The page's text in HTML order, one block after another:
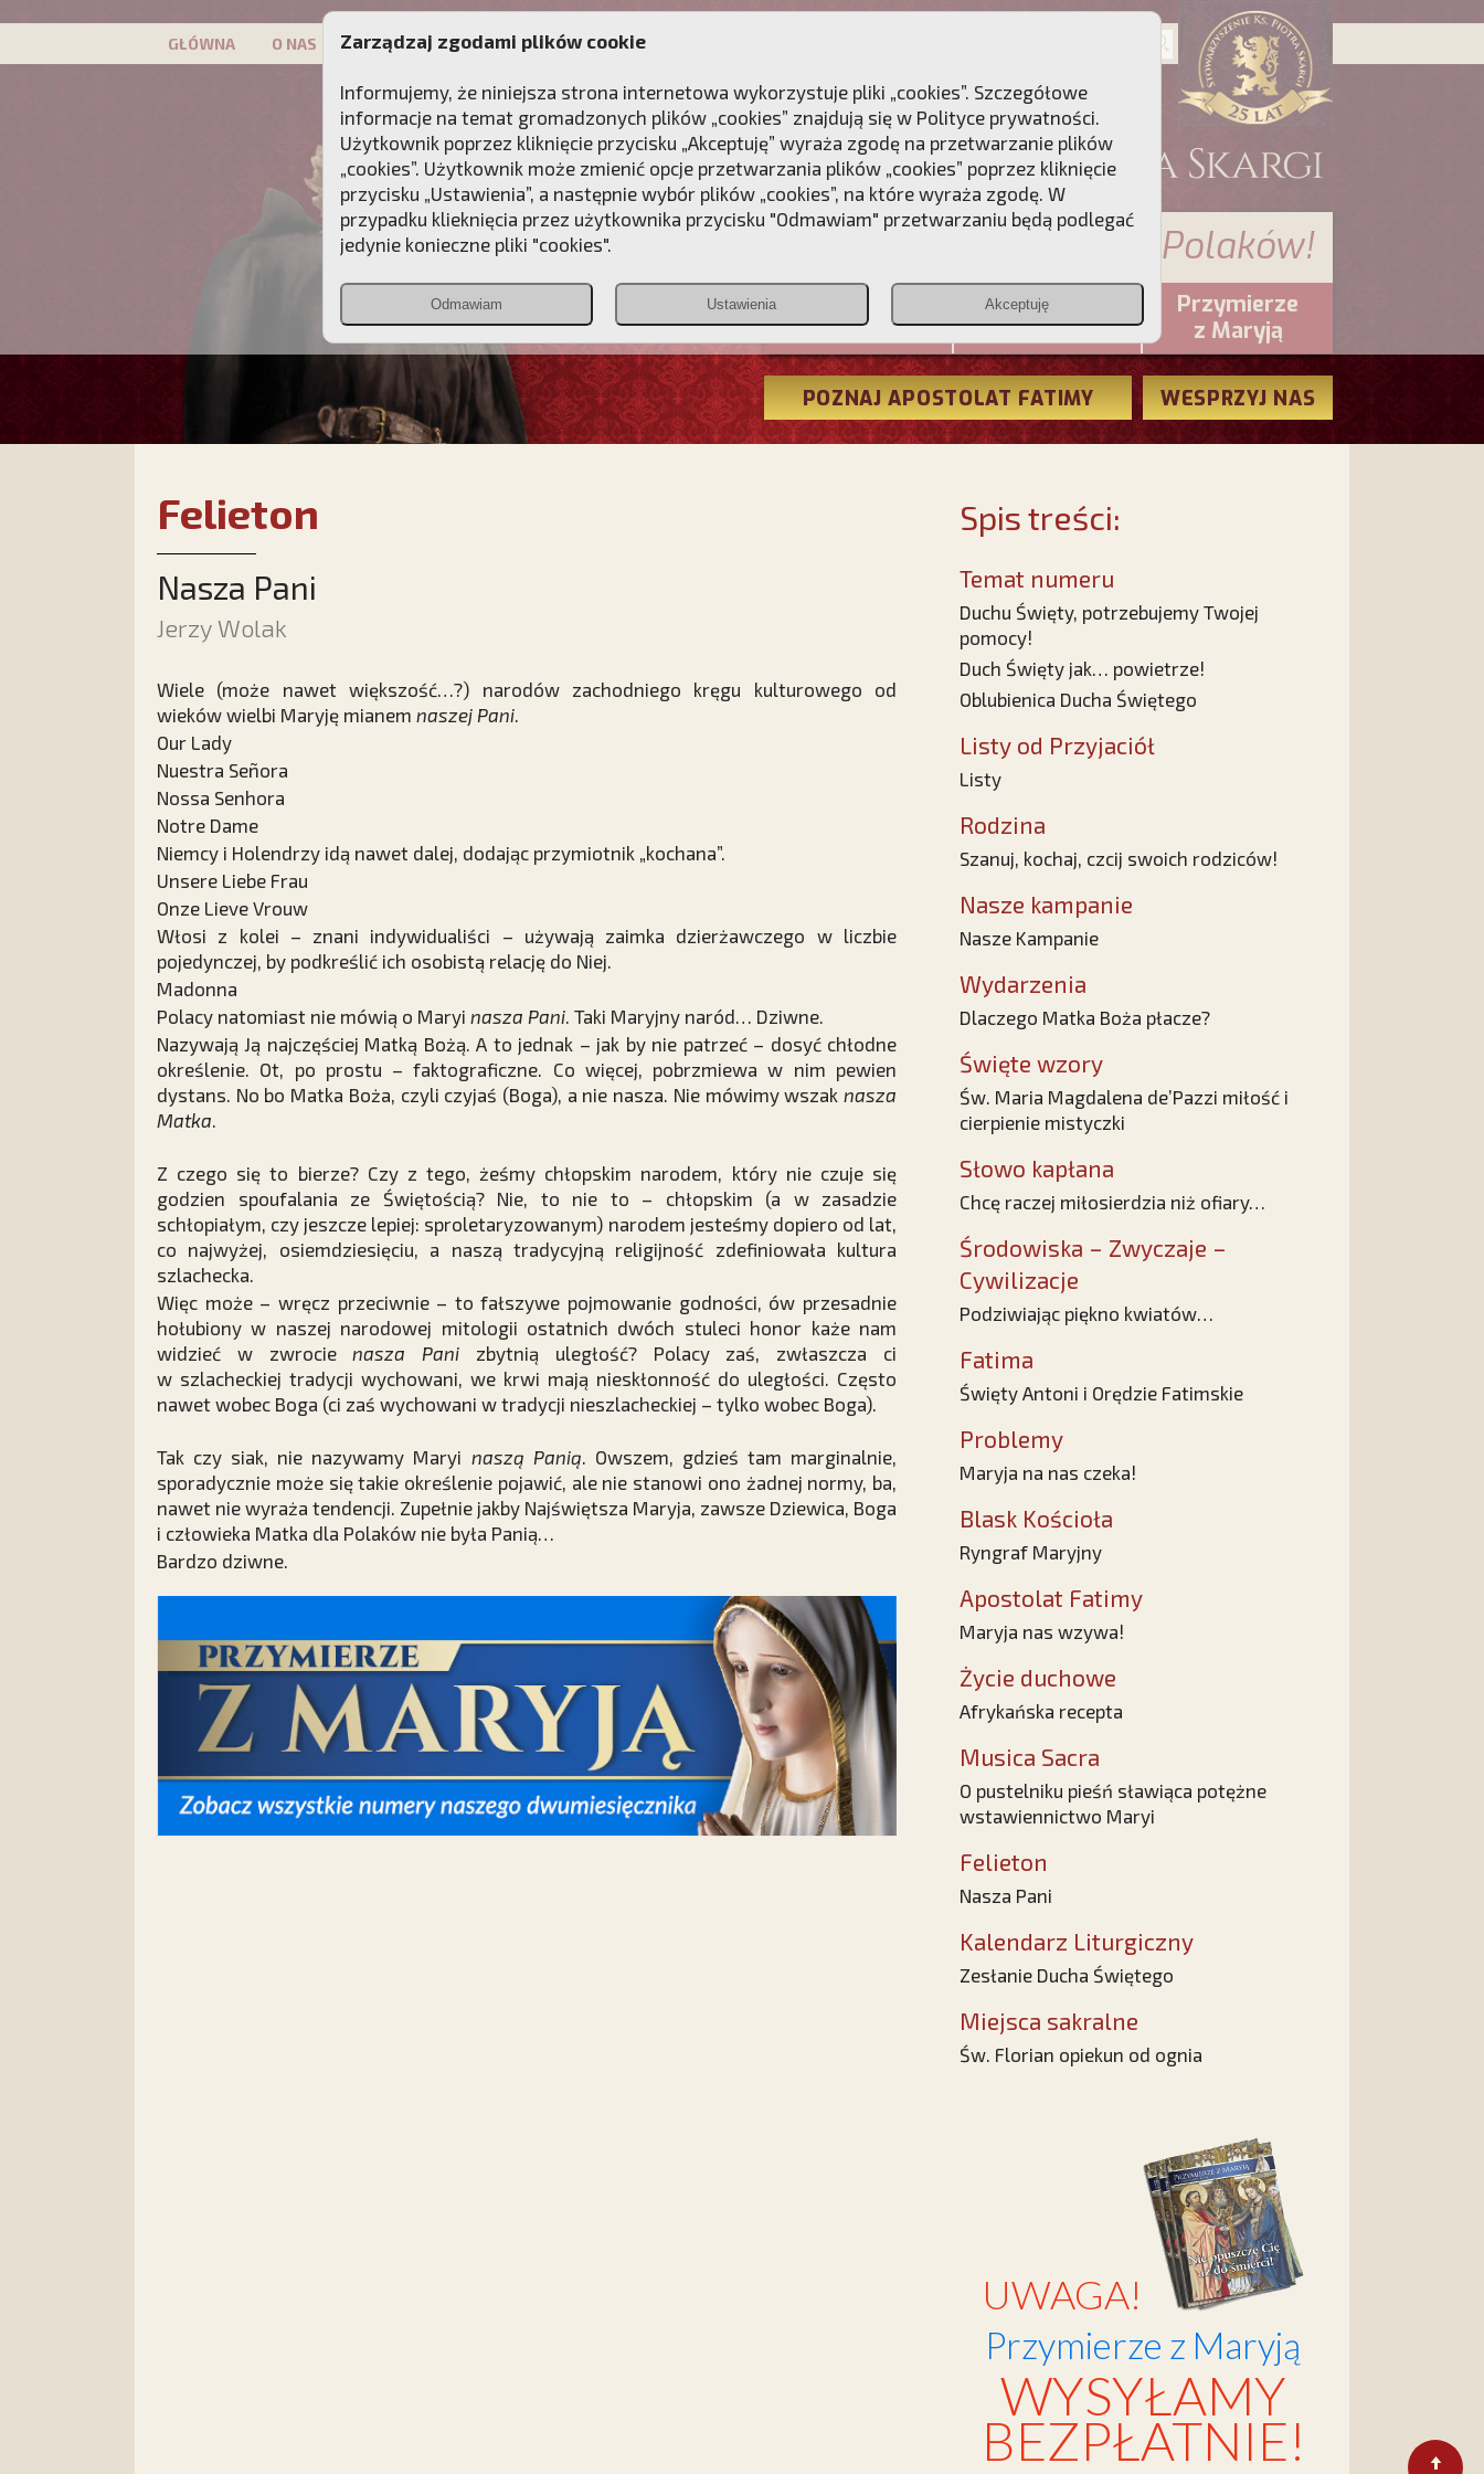
GŁÓWNA O NAS PATRON KAMPANIE DLA DUSZY
Przebudźmy sumienia Polaków!
Christiana
PCh24.pl
Przymierze
z Maryją
POZNAJ APOSTOLAT FATIMY WESPRZYJ NAS
Felieton
Nasza Pani
Jerzy Wolak
Wiele (może nawet większość…?) narodów zachodniego kręgu kulturowego od
wieków wielbi Maryję mianem naszej Pani.
Our Lady
Nuestra Señora
Nossa Senhora
Notre Dame
Niemcy i Holendrzy idą nawet dalej, dodając przymiotnik „kochana”.
Unsere Liebe Frau
Onze Lieve Vrouw
Włosi z kolei – znani indywidualiści – używają zaimka dzierżawczego w liczbie
pojedynczej, by podkreślić ich osobistą relację do Niej.
Madonna
Polacy natomiast nie mówią o Maryi nasza Pani. Taki Maryjny naród… Dziwne.
Nazywają Ją najczęściej Matką Bożą. A to jednak – jak by nie patrzeć – dosyć chłodne
określenie. Ot, po prostu – faktograficzne. Co więcej, pobrzmiewa w nim pewien
dystans. No bo Matka Boża, czyli czyjaś (Boga), a nie nasza. Nie mówimy wszak nasza
Matka.
Z czego się to bierze? Czy z tego, żeśmy chłopskim narodem, który nie czuje się
godzien spoufalania ze Świętością? Nie, to nie to – chłopskim (a w zasadzie
schłopiałym, czy jeszcze lepiej: sproletaryzowanym) narodem jesteśmy dopiero od lat,
co najwyżej, osiemdziesięciu, a naszą tradycyjną religijność zdefiniowała kultura
szlachecka.
Więc może – wręcz przeciwnie – to fałszywe pojmowanie godności, ów przesadnie
hołubiony w naszej narodowej mitologii ostatnich dwóch stuleci honor każe nam
widzieć w zwrocienasza Pani zbytnią uległość? Polacy zaś, zwłaszcza ci
w szlacheckiej tradycji wychowani, we krwi mają nieskłonność do uległości. Często
nawet wobec Boga (ci zaś wychowani w tradycji nieszlacheckiej – tylko wobec Boga).
Tak czy siak, nie nazywamy Maryi naszą Panią. Owszem, gdzieś tam marginalnie,
sporadycznie może się takie określenie pojawić, ale nie stanowi ono żadnej normy, ba,
nawet nie wyraża tendencji. Zupełnie jakby Najświętsza Maryja, zawsze Dziewica, Boga
i człowieka Matka dla Polaków nie była ­Panią…
Bardzo dziwne.
Spis treści:
Temat numeru
Duchu Święty, potrzebujemy Twojej
pomocy!
Duch Święty jak… powietrze!
Oblubienica Ducha Świętego
Listy od Przyjaciół
Listy
Rodzina
Szanuj, kochaj, czcij swoich rodziców!
Nasze kampanie
Nasze Kampanie
Wydarzenia
Dlaczego Matka Boża płacze?
Święte wzory
Św. Maria Magdalena de’Pazzi miłość i
cierpienie mistyczki
Słowo kapłana
Chcę raczej miłosierdzia niż ofiary…
Środowiska – Zwyczaje –
Cywilizacje
Podziwiając piękno kwiatów…
Fatima
Święty Antoni i Orędzie Fatimskie
Problemy
Maryja na nas czeka!
Blask Kościoła
Ryngraf Maryjny
Apostolat Fatimy
Maryja nas wzywa!
Życie duchowe
Afrykańska recepta
Musica Sacra
O pustelniku pieśń sławiąca potężne
wstawiennictwo Maryi
Felieton
Nasza Pani
Kalendarz Liturgiczny
Zesłanie Ducha Świętego
Miejsca sakralne
Św. Florian opiekun od ognia
UWAGA!
Przymierze z Maryją
WYSYŁAMY
BEZPŁATNIE!
Zarządzaj zgodami plików cookie
Informujemy, że niniejsza strona internetowa wykorzystuje pliki „cookies”. Szczegółowe
informacje na temat gromadzonych plików „cookies” znajdują się w Polityce prywatności.
Użytkownik poprzez kliknięcie przycisku „Akceptuję” wyraża zgodę na przetwarzanie plików
„cookies”. Użytkownik może zmienić opcje przetwarzania plików „cookies” poprzez kliknięcie
przycisku „Ustawienia”, a następnie wybór plików „cookies”, na które wyraża zgodę. W
przypadku klieknięcia przez użytkownika przycisku "Odmawiam" przetwarzaniu będą podlegać
jedynie konieczne pliki "cookies".
Odmawiam Ustawienia Akceptuję